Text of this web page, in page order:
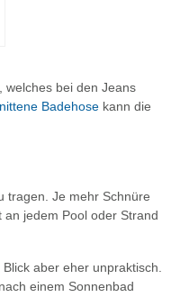
, welches bei den Jeans
Badehose kann die
tragen. Je mehr Schnüre
jedem Pool oder Strand
aber eher unpraktisch.
einem Sonnenbad